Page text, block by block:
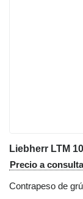
Liebherr LTM
Precio a
Contrapeso de